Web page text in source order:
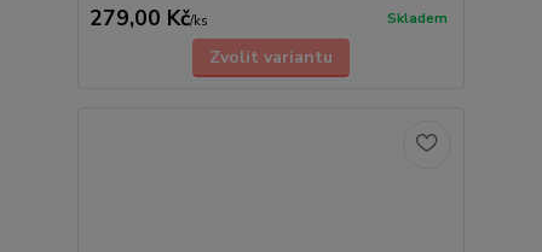
279,00 Kč/ks Skladem
Zvolit variantu